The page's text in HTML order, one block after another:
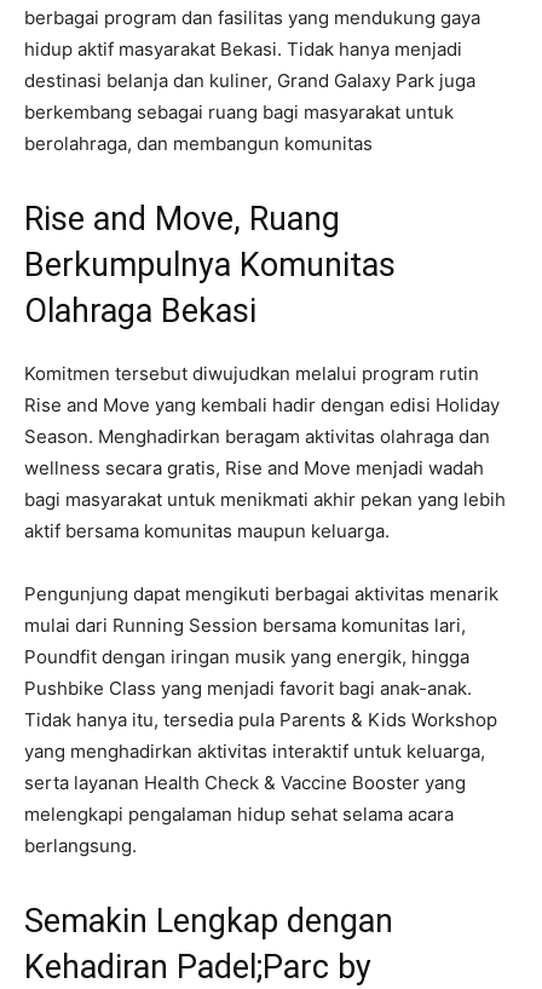
berbagai program dan fasilitas yang mendukung gaya
hidup aktif masyarakat Bekasi. Tidak hanya menjadi
destinasi belanja dan kuliner, Grand Galaxy Park juga
berkembang sebagai ruang bagi masyarakat untuk
berolahraga, dan membangun komunitas
Rise and Move, Ruang
Berkumpulnya Komunitas
Olahraga Bekasi
Komitmen tersebut diwujudkan melalui program rutin
Rise and Move yang kembali hadir dengan edisi Holiday
Season. Menghadirkan beragam aktivitas olahraga dan
wellness secara gratis, Rise and Move menjadi wadah
bagi masyarakat untuk menikmati akhir pekan yang lebih
aktif bersama komunitas maupun keluarga.
Pengunjung dapat mengikuti berbagai aktivitas menarik
mulai dari Running Session bersama komunitas lari,
Poundfit dengan iringan musik yang energik, hingga
Pushbike Class yang menjadi favorit bagi anak-anak.
Tidak hanya itu, tersedia pula Parents & Kids Workshop
yang menghadirkan aktivitas interaktif untuk keluarga,
serta layanan Health Check & Vaccine Booster yang
melengkapi pengalaman hidup sehat selama acara
berlangsung.
Semakin Lengkap dengan
Kehadiran Padel;Parc by